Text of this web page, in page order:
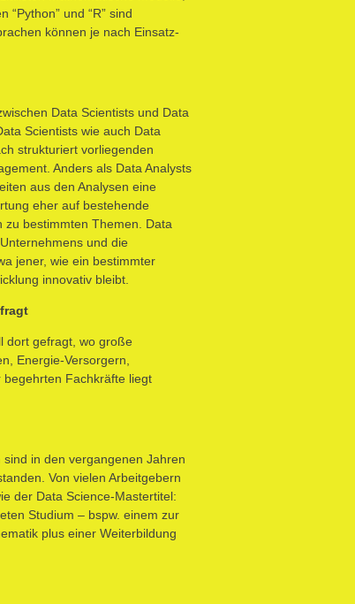
und “R” sind
können je nach Einsatz-
Data Scientists und Data
Scientists wie auch Data
strukturiert vorliegenden
Anders als Data Analysts
aus den Analysen eine
eher auf bestehende
zu bestimmten Themen. Data
und die
jener, wie ein bestimmter
innovativ bleibt.
dort gefragt, wo große
Energie-Versorgern,
begehrten Fachkräfte liegt
in den vergangenen Jahren
Von vielen Arbeitgebern
der Data Science-Mastertitel:
Studium – bspw. einem zur
plus einer Weiterbildung